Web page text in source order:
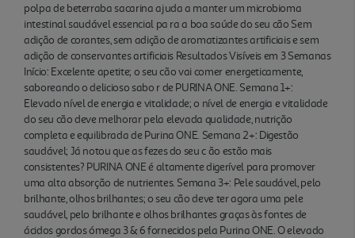
polpa de beterraba sacarina ajuda a manter um microbioma
intestinal saudável essencial pa ra a boa saúde do seu cão Sem
adição de corantes, sem adição de aromatizantes artificiais e sem
adição de conservantes artificiais Resultados Visíveis em 3 Semanas
Início: Excelente apetite; o seu cão vai comer energeticamente,
saboreando o delicioso sabo r de PURINA ONE. Semana 1+:
Elevado nível de energia e vitalidade; o nível de energia e vitalidade
do seu cão deve melhorar pela elevada qualidade, nutrição
completa e equilibrada de Purina ONE. Semana 2+: Digestão
saudável; Já notou que as fezes do seu c ão estão mais
consistentes? PURINA ONE é altamente digerível para promover
uma alta absorção de nutrientes. Semana 3+: Pele saudável, pelo
brilhante, olhos brilhantes; o seu cão deve ter agora uma pele
saudável, pelo brilhante e olhos brilhantes graças às fontes de
ácidos gordos ómega 3 & 6 fornecidos pela Purina ONE. O elevado